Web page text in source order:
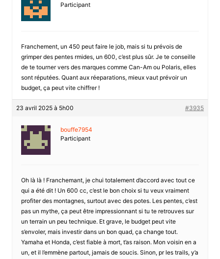
Participant
Franchement, un 450 peut faire le job, mais si tu prévois de
grimper des pentes rmides, un 600, c’est plus sûr. Je te conseille
de te tourner vers des marques comme Can-Am ou Polaris, elles
sont réputées. Quant aux réeparations, mieux vaut prévoir un
budget, ça peut vite chiffrer !
23 avril 2025 à 5h00 #3935
bouffe7954
Participant
Oh là là ! Franchemant, je chui totalement d’accord avec tout ce
qui a été dit ! Un 600 cc, c’est le bon choix si tu veux vraiment
profiter des montagnes, surtout avec des potes. Les pentes, c’est
pas un mythe, ça peut être impressionnant si tu te retrouves sur
un terrain un peu technique. Et grave, le budget peut vite
s’envoler, mais investir dans un bon quad, ça change tout.
Yamaha et Honda, c’est fiable à mort, t’as raison. Mon voisin en a
un, et il l’emmène partout, jamais de soucis. Sinon, pr les trails, y’a